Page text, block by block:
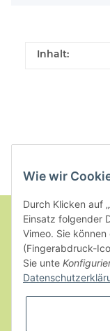
Inhalt:
Informationen
Gesetzliche
Wie wir
Durch Klicken auf
Einsatz folgender
Vimeo. Sie
(Fingerabdruck-
Sie unte